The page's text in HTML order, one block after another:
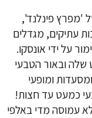
'מפרץ פינלנד',
עתיקים, מגדלים
על ידי אונסקו.
שלה ובאור הטבעי
ומופעי
כמעט עד חצות!
לא עמוסה מדי באלפי